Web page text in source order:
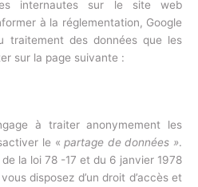
internautes sur le site web
à la réglementation, Google
traitement des données que les
sur la page suivante :
à traiter anonymement les
le «partage de données ».
la loi 78 -17 et du 6 janvier 1978
disposez d’un droit d’accès et